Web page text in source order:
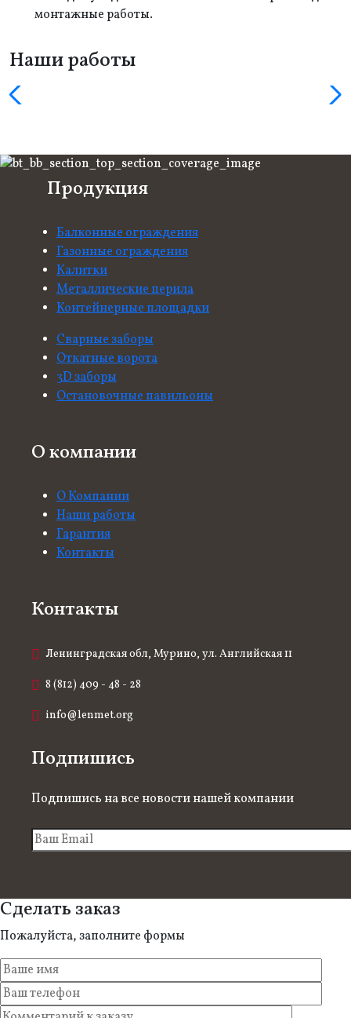
монтажные работы.
Наши работы
Продукция
Балконные ограждения
Газонные ограждения
Калитки
Металлические перила
Контейнерные площадки
Сварные заборы
Откатные ворота
3D заборы
Остановочные павильоны
О компании
О Компании
Наши работы
Гарантия
Контакты
Контакты
Ленинградская обл, Мурино, ул. Английская 11
8 (812) 409 - 48 - 28
info@lenmet.org
Подпишись
Подпишись на все новости нашей компании
Сделать заказ
Пожалуйста, заполните формы